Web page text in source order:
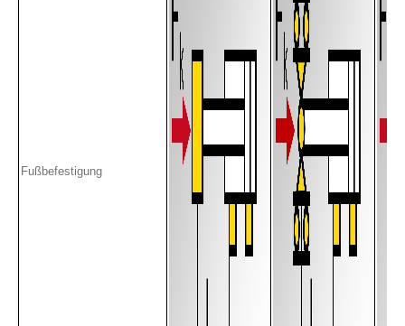
Fußbefestigung